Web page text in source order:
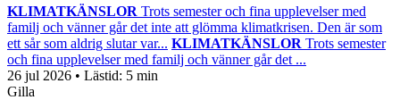
KLIMATKÄNSLOR Trots semester och fina upplevelser med
familj och vänner går det inte att glömma klimatkrisen. Den är som
ett sår som aldrig slutar var... KLIMATKÄNSLOR Trots semester
och fina upplevelser med familj och vänner går det ...
26 jul 2026 • Lästid: 5 min
Gilla